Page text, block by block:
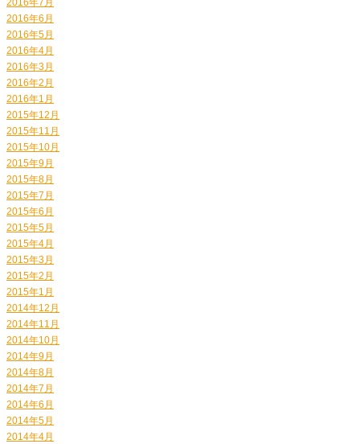
2016年6月
2016年5月
2016年4月
2016年3月
2016年2月
2016年1月
2015年12月
2015年11月
2015年10月
2015年9月
2015年8月
2015年7月
2015年6月
2015年5月
2015年4月
2015年3月
2015年2月
2015年1月
2014年12月
2014年11月
2014年10月
2014年9月
2014年8月
2014年7月
2014年6月
2014年5月
2014年4月